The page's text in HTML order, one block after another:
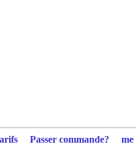
Passer commande?